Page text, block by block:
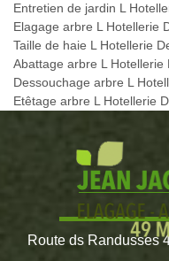
Entretien de jardin L
Elagage arbre L Hotellerie
Taille de haie L Hotellerie
Abattage arbre L Hotellerie
Dessouchage arbre L
Etêtage arbre L Hotellerie
Route ds Randusses